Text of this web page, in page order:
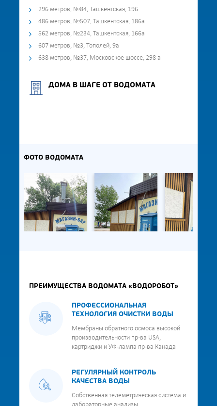
296 метров, №84, Ташкентская, 196
486 метров, №507, Ташкентская, 186а
562 метров, №234, Ташкентская, 166а
607 метров, №3, Тополей, 9а
638 метров, №37, Московское шоссе, 298 а
ДОМА В ШАГЕ ОТ ВОДОМАТА
ФОТО ВОДОМАТА
ПРЕИМУЩЕСТВА ВОДОМАТА «ВОДОРОБОТ»
ПРОФЕССИОНАЛЬНАЯ
ТЕХНОЛОГИЯ ОЧИСТКИ ВОДЫ
Мембраны обратного осмоса высокой
производительности пр-ва USA,
картриджи и УФ-лампа пр-ва Канада
РЕГУЛЯРНЫЙ КОНТРОЛЬ
КАЧЕСТВА ВОДЫ
Собственная телеметрическая система и